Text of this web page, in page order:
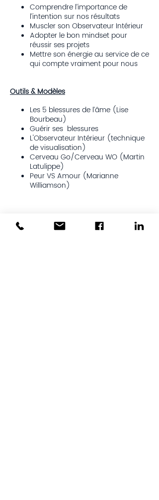
Comprendre l’importance de
l’intention sur nos résultats
Muscler son Observateur Intérieur
Adopter le bon mindset pour
réussir ses projets
Mettre son énergie au service de ce
qui compte vraiment pour nous
Outils & Modèles
Les 5 blessures de l’âme (Lise
Bourbeau)
Guérir ses blessures
L'Observateur Intérieur (technique
de visualisation)
Cerveau Go/Cerveau WO (Martin
Latulippe)
Peur VS Amour (Marianne
Williamson)
Billets